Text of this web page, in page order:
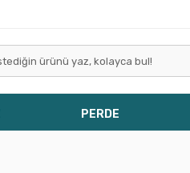
PERDE